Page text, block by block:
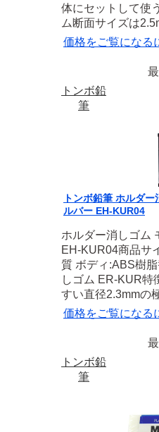
体にセットして使
ム断面サイズは
価格をご覧になる
トンボ鉛
筆
トンボ鉛筆 ホルダ
ルバー EH-KUR04
ホルダー消しゴム
EH-KUR04商品サ
質 ボディ:ABS樹
しゴム ER-KUR特
すい直径2.3mmの
価格をご覧になる
トンボ鉛
筆